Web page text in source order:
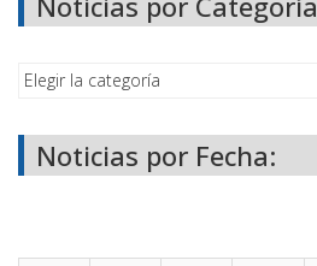
Noticias por Fecha: